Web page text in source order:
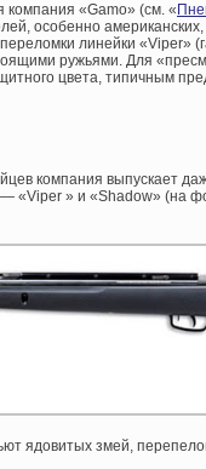
компания «Gamo» (см. «
особенно
линейки «Viper»
ружьями. Для
цвета, типичным
компания выпускает
«Viper » и «Shadow» (на
ядовитых змей,